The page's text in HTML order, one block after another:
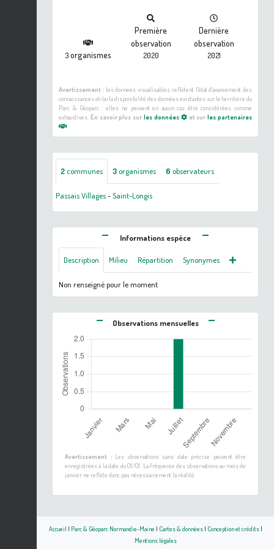
3organismes
Première
observation
2020
Dernière
observation
2021
Avertissement :les données visualisables reflètent l'état d'avancement des
connaissances et/ou la disponibilité des données existantes sur le territoire du
Parc & Géoparc : elles ne peuvent en aucun cas être considérées comme
exhaustives. En savoir plus sur les données et surles partenaires
2communes 3organismes 6 observateurs
Passais Villages-Saint-Longis
Informations espèce
Description Milieu Répartition Synonymes
Non renseigné pour le moment
Observations mensuelles
Avertissement :Les observations sans date précise peuvent être
enregistrées à la date du 01/01. La fréquence des observations au mois de
janvier ne reflète donc pas nécessairement la réalité.
Accueil | Parc & Géoparc Normandie-Maine | Cartes & données| Conception et crédits|
Mentions légales